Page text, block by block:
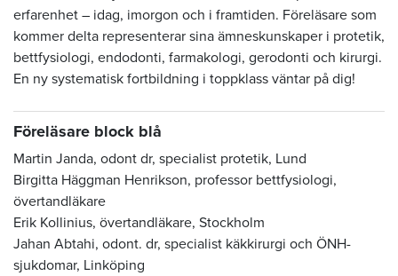
erfarenhet – idag, imorgon och i framtiden. Föreläsare som
kommer delta representerar sina ämneskunskaper i protetik,
bettfysiologi, endodonti, farmakologi, gerodonti och kirurgi.
En ny systematisk fortbildning i toppklass väntar på dig!
Föreläsare block blå
Martin Janda, odont dr, specialist protetik, Lund
Birgitta Häggman Henrikson, professor bettfysiologi,
övertandläkare
Erik Kollinius, övertandläkare, Stockholm
Jahan Abtahi, odont. dr, specialist käkkirurgi och ÖNH-
sjukdomar, Linköping